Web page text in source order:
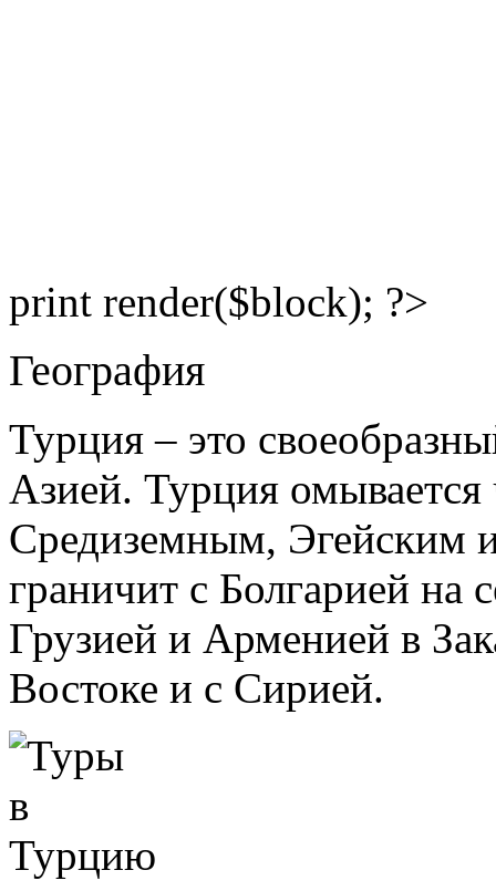
print render($block); ?>
География
Турция – это
Азией. Турция
Средиземным,
граничит с Болгарией на
Грузией и Арменией в
Востоке и с Сирией.